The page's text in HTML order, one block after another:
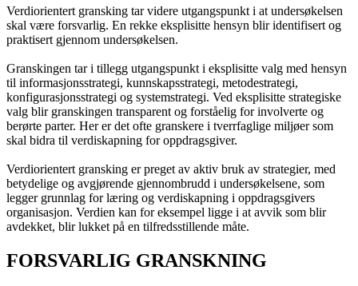
Verdiorientert gransking tar videre utgangspunkt i at undersøkelsen
skal være forsvarlig. En rekke eksplisitte hensyn blir identifisert og
praktisert gjennom undersøkelsen.
Granskingen tar i tillegg utgangspunkt i eksplisitte valg med hensyn
til informasjonsstrategi, kunnskapsstrategi, metodestrategi,
konfigurasjonsstrategi og systemstrategi. Ved eksplisitte strategiske
valg blir granskingen transparent og forståelig for involverte og
berørte parter. Her er det ofte granskere i tverrfaglige miljøer som
skal bidra til verdiskapning for oppdragsgiver.
Verdiorientert gransking er preget av aktiv bruk av strategier, med
betydelige og avgjørende gjennombrudd i undersøkelsene, som
legger grunnlag for læring og verdiskapning i oppdragsgivers
organisasjon. Verdien kan for eksempel ligge i at avvik som blir
avdekket, blir lukket på en tilfredsstillende måte.
FORSVARLIG GRANSKNING